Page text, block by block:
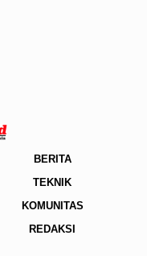
BERITA
TEKNIK
KOMUNITAS
REDAKSI